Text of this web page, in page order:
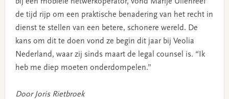
de tijd rijp om een praktische benadering van het recht in
dienst te stellen van een betere, schonere wereld. De
kans om dit te doen vond ze begin dit jaar bij Veolia
Nederland, waar zij sinds maart de legal counsel is. “Ik
heb me diep moeten onderdompelen.”
Door Joris Rietbroek